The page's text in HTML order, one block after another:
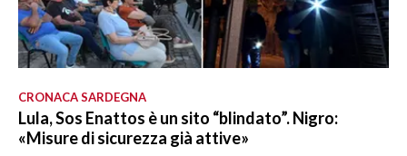
CRONACA SARDEGNA
Lula, Sos Enattos è un sito “blindato”. Nigro:
«Misure di sicurezza già attive»